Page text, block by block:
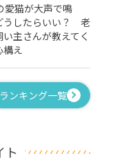
愛猫が大声で鳴
うしたらいい？ 老
主さんが教えてく
構え
ランキング一覧
ト